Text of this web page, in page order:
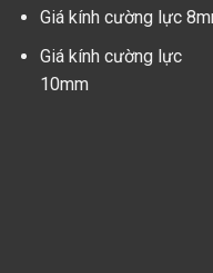
Giá kính cường lực
Giá kính cường lực
10mm